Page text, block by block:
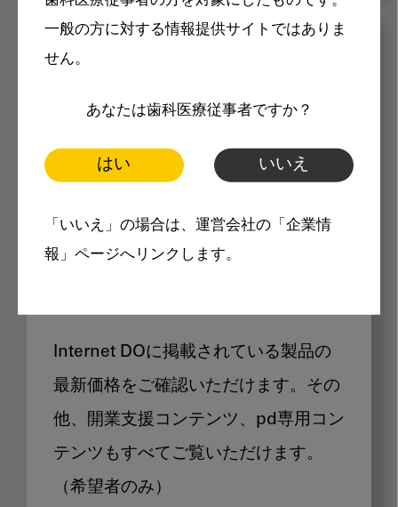
一般の方に対する情報提供サイトではありま
せん。
あなたは歯科医療従事者ですか？
はい いいえ
「いいえ」の場合は、運営会社の「企業情
報」ページへリンクします。
Internet DOに掲載されている
製品価格も閲覧可能
Internet DOに掲載されている製品の
最新価格をご確認いただけます。その
他、開業支援コンテンツ、pd専用コン
テンツもすべてご覧いただけます。
（希望者のみ）